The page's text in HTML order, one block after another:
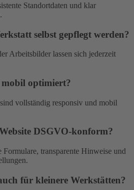
Standortdaten und klar
selbst gepflegt werden?
Arbeitsbilder lassen sich jederzeit
mobil optimiert?
vollständig responsiv und mobil
DSGVO-konform?
transparente Hinweise und
für kleinere Werkstätten?